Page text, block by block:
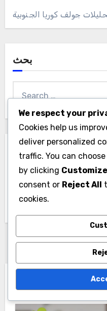
جولف كوريا الجنوبية
بحث
for:
أرشيفات
December 2025
We respect your
Cookies help us
deliver personalized
traffic. You can
by clicking Customize
consent or Reject All
cookies.